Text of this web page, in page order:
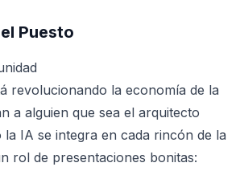
Puesto
revolucionando la economía de la
a alguien que sea el arquitecto
IA se integra en cada rincón de la
rol de presentaciones bonitas: